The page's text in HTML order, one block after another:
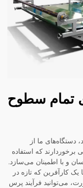
تمام سطوح
دستگاه‌های ما از
برخوردارند که استفاده
و با اطمینان می‌سازد.
کارآفرین که تازه در
می‌توانید فرآیند پرس